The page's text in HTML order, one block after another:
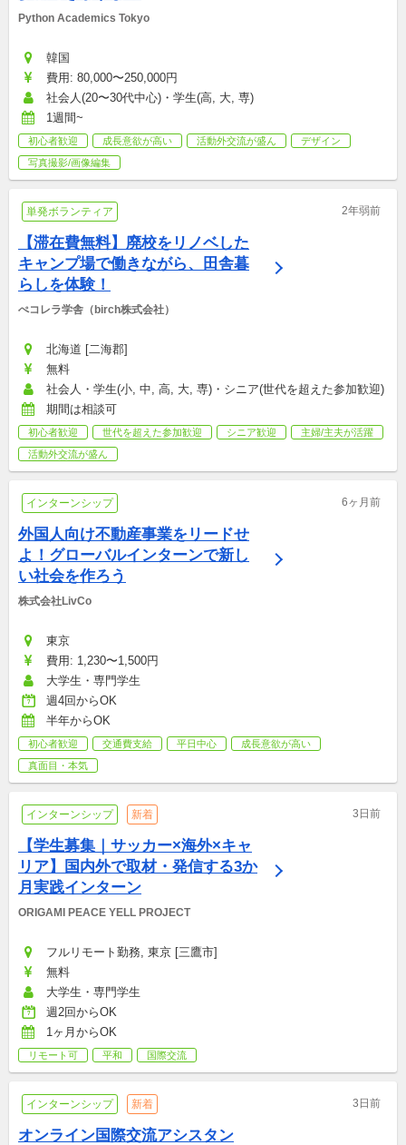
Python Academics Tokyo
韓国
費用: 80,000〜250,000円
社会人(20〜30代中心)・学生(高, 大, 専)
1週間~
初心者歓迎 成長意欲が高い 活動外交流が盛ん
デザイン
写真撮影/画像編集
単発ボランティア 2年弱前
【滞在費無料】廃校をリノベした
キャンプ場で働きながら、田舎暮
らしを体験！
ぺコレラ学舎（birch株式会社）
北海道 [二海郡]
無料
社会人・学生(小, 中, 高, 大, 専)・シニア(世代を超えた参加歓迎)
期間は相談可
初心者歓迎 世代を超えた参加歓迎 シニア歓迎
主婦/主夫が活躍
活動外交流が盛ん
インターンシップ 6ヶ月前
外国人向け不動産事業をリードせ
よ！グローバルインターンで新し
い社会を作ろう
株式会社LivCo
東京
費用: 1,230〜1,500円
大学生・専門学生
週4回からOK
半年からOK
初心者歓迎 交通費支給 平日中心
成長意欲が高い
真面目・本気
インターンシップ 新着 3日前
【学生募集｜サッカー×海外×キャ
リア】国内外で取材・発信する3か
月実践インターン
ORIGAMI PEACE YELL PROJECT
フルリモート勤務, 東京 [三鷹市]
無料
大学生・専門学生
週2回からOK
1ヶ月からOK
リモート可 平和 国際交流
インターンシップ 新着 3日前
オンライン国際交流アシスタン